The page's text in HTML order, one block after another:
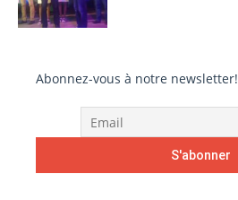
Abonnez-vous à notre newsletter!